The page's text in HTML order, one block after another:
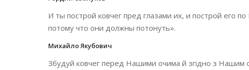
И ты построй ковчег пред глазами их, и построй его
потому что они должны потонуть».
Михайло Якубович
Збудуй ковчег перед Нашими очима й згідно з